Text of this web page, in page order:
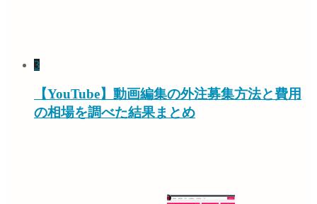
3
【YouTube】動画編集の外注募集方法と費用
の相場を調べた結果まとめ